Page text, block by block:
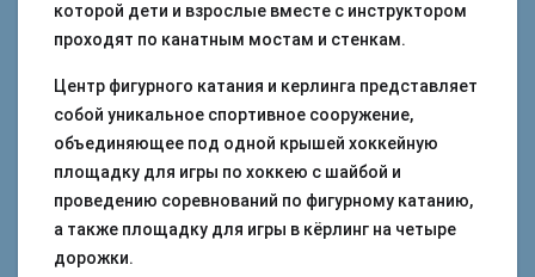
которой дети и взрослые вместе с инструктором
проходят по канатным мостам и стенкам.
Центр фигурного катания и керлинга представляет
собой уникальное спортивное сооружение,
объединяющее под одной крышей хоккейную
площадку для игры по хоккею с шайбой и
проведению соревнований по фигурному катанию,
а также площадку для игры в кёрлинг на четыре
дорожки.